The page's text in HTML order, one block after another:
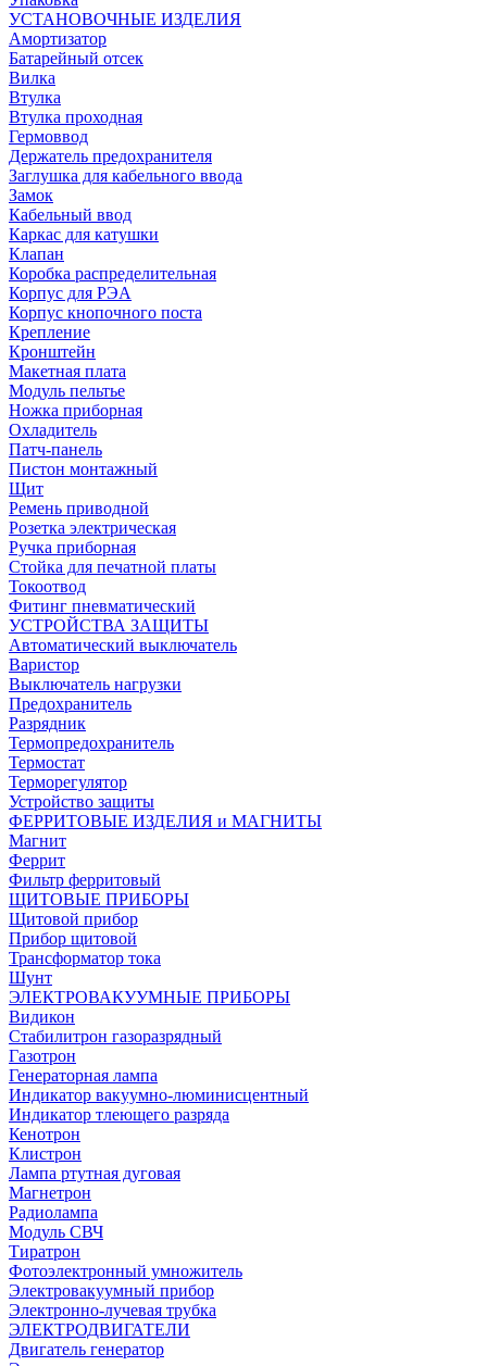
УСТАНОВОЧНЫЕ ИЗДЕЛИЯ
Амортизатор
Батарейный отсек
Вилка
Втулка
Втулка проходная
Гермоввод
Держатель предохранителя
Заглушка для кабельного ввода
Замок
Кабельный ввод
Каркас для катушки
Клапан
Коробка распределительная
Корпус для РЭА
Корпус кнопочного поста
Крепление
Кронштейн
Макетная плата
Модуль пельтье
Ножка приборная
Охладитель
Патч-панель
Пистон монтажный
Щит
Ремень приводной
Розетка электрическая
Ручка приборная
Стойка для печатной платы
Токоотвод
Фитинг пневматический
УСТРОЙСТВА ЗАЩИТЫ
Автоматический выключатель
Варистор
Выключатель нагрузки
Предохранитель
Разрядник
Термопредохранитель
Термостат
Терморегулятор
Устройство защиты
ФЕРРИТОВЫЕ ИЗДЕЛИЯ и МАГНИТЫ
Магнит
Феррит
Фильтр ферритовый
ЩИТОВЫЕ ПРИБОРЫ
Щитовой прибор
Прибор щитовой
Трансформатор тока
Шунт
ЭЛЕКТРОВАКУУМНЫЕ ПРИБОРЫ
Видикон
Стабилитрон газоразрядный
Газотрон
Генераторная лампа
Индикатор вакуумно-люминисцентный
Индикатор тлеющего разряда
Кенотрон
Клистрон
Лампа ртутная дуговая
Магнетрон
Радиолампа
Модуль СВЧ
Тиратрон
Фотоэлектронный умножитель
Электровакуумный прибор
Электронно-лучевая трубка
ЭЛЕКТРОДВИГАТЕЛИ
Двигатель генератор